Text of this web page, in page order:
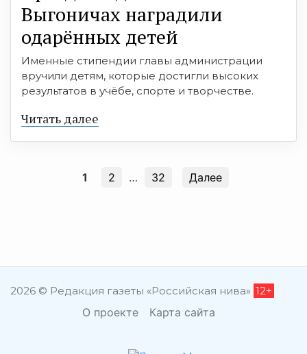
Выгоничах наградили
одарённых детей
Именные стипендии главы администрации
вручили детям, которые достигли высоких
результатов в учёбе, спорте и творчестве.
Читать далее
1 2 … 32 Далее
2026 © Редакция газеты «Российская нива» 12+
О проекте Карта сайта